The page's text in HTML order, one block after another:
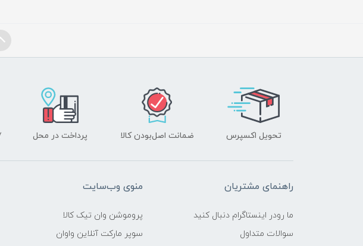
تحویل اکسپرس ضمانت اصل‌بودن کالا پرداخت در محل ۷
راهنمای مشتریان
ما رودر اینستاگرام دنبال کنید
سوالات متداول
منوی وب‌سایت
پروموشن وان تیک کالا
سوپر مارکت آنلاین واوان